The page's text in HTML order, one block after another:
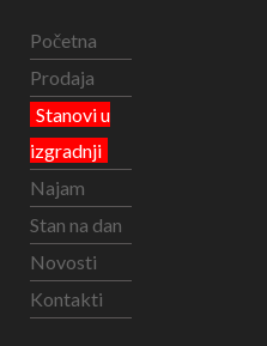
Početna
Prodaja
Stanovi u
izgradnji
Najam
Stan na dan
Novosti
Kontakti